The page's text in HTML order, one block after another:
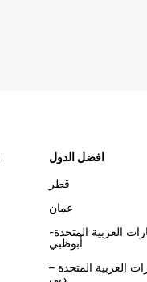
افضل الدول
قطر
عمان
العربية المتحدة-
أبوظبي
العربية المتحدة –
دبي